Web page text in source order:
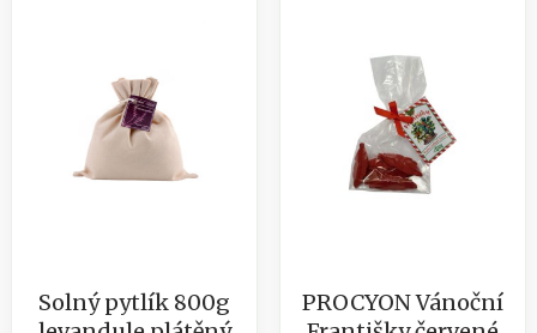
Solný pytlík 800g
PROCYON Vánoční